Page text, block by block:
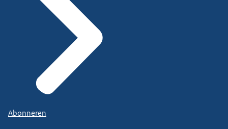
Abonneren